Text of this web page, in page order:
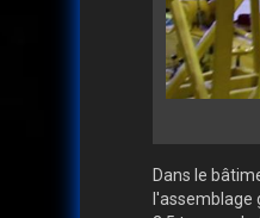
Dans le
l'assemblage